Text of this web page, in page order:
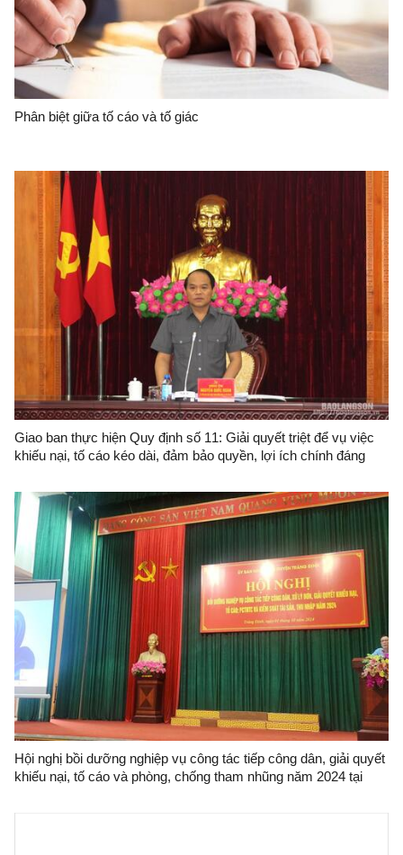
Phân biệt giữa tố cáo và tố giác
Giao ban thực hiện Quy định số 11: Giải quyết triệt để vụ việc
khiếu nại, tố cáo kéo dài, đảm bảo quyền, lợi ích chính đáng
Hội nghị bồi dưỡng nghiệp vụ công tác tiếp công dân, giải quyết
khiếu nại, tố cáo và phòng, chống tham nhũng năm 2024 tại